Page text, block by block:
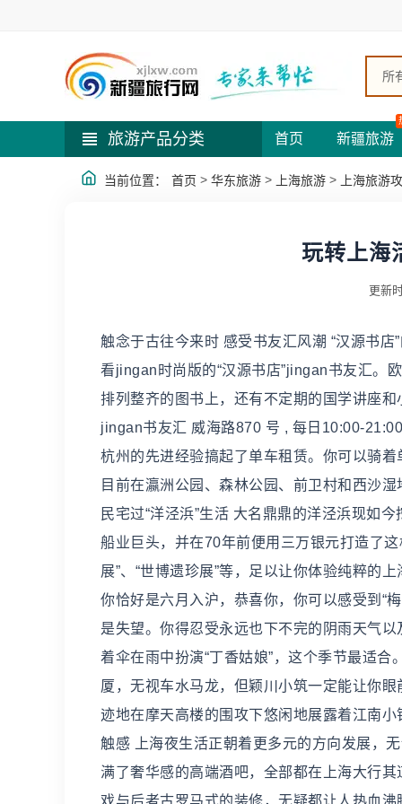
所
旅游产品分类 首页 新疆旅游
当前位置： 首页 > 华东旅游 > 上海旅游 > 上海旅游
玩转上海
更新
触念于古往今来时 感受书友汇风潮 “汉源书
看jingan时尚版的“汉源书店”jingan书友汇。
排列整齐的图书上，还有不定期的国学讲座
jingan书友汇 威海路870 号 , 每日10:00-
杭州的先进经验搞起了单车租赁。你可以骑
目前在瀛洲公园、森林公园、前卫村和西沙
民宅过“洋泾浜”生活 大名鼎鼎的洋泾浜现如
船业巨头，并在70年前便用三万银元打造了
展”、“世博遗珍展”等，足以让你体验纯粹的
你恰好是六月入沪，恭喜你，你可以感受到“
是失望。你得忍受永远也下不完的阴雨天气
着伞在雨中扮演“丁香姑娘”，这个季节最适
厦，无视车水马龙，但颖川小筑一定能让你
迹地在摩天高楼的围攻下悠闲地展露着江南
触感 上海夜生活正朝着更多元的方向发展，
满了奢华感的高端酒吧，全部都在上海大行
戏与后者古罗马式的装修，无疑都让人热血